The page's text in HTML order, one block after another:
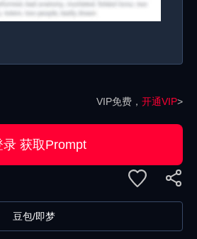
VIP免费， 开通VIP>
录 获取Prompt
豆包/即梦